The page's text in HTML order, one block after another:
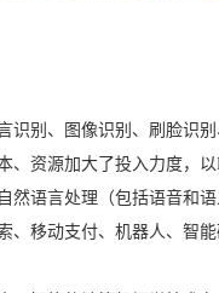
别、图像识别、刷脸识别
资源加大了投入力度，
语言处理（包括语音和
移动支付、机器人、智